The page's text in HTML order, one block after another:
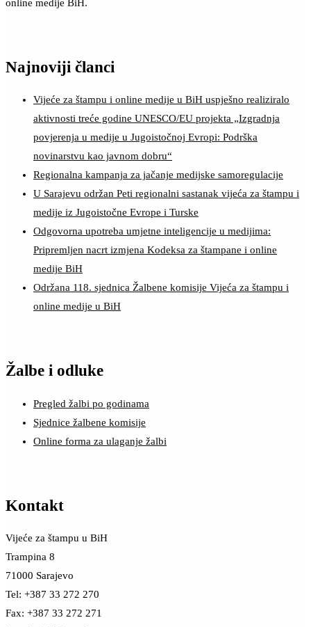
online medije BiH.
Najnoviji članci
Vijeće za štampu i online medije u BiH uspješno realiziralo
aktivnosti treće godine UNESCO/EU projekta „Izgradnja
povjerenja u medije u Jugoistočnoj Evropi: Podrška
novinarstvu kao javnom dobru“
Regionalna kampanja za jačanje medijske samoregulacije
U Sarajevu održan Peti regionalni sastanak vijeća za štampu i
medije iz Jugoistočne Evrope i Turske
Odgovorna upotreba umjetne inteligencije u medijima:
Pripremljen nacrt izmjena Kodeksa za štampane i online
medije BiH
Održana 118. sjednica Žalbene komisije Vijeća za štampu i
online medije u BiH
Žalbe i odluke
Pregled žalbi po godinama
Sjednice žalbene komisije
Online forma za ulaganje žalbi
Kontakt
Vijeće za štampu u BiH
Trampina 8
71000 Sarajevo
Tel: +387 33 272 270
Fax: +387 33 272 271